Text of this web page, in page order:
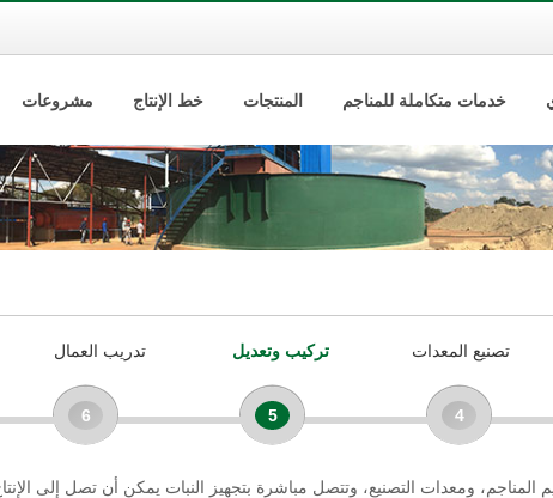
خدمات متكاملة للمناجم المنتجات خط الإنتاج مشروعات
تصنيع المعدات تركيب وتعديل تدريب العمال
4
5
6
ومعدات التصنيع، وتتصل مباشرة بتجهيز النبات يمكن أن تصل إلى